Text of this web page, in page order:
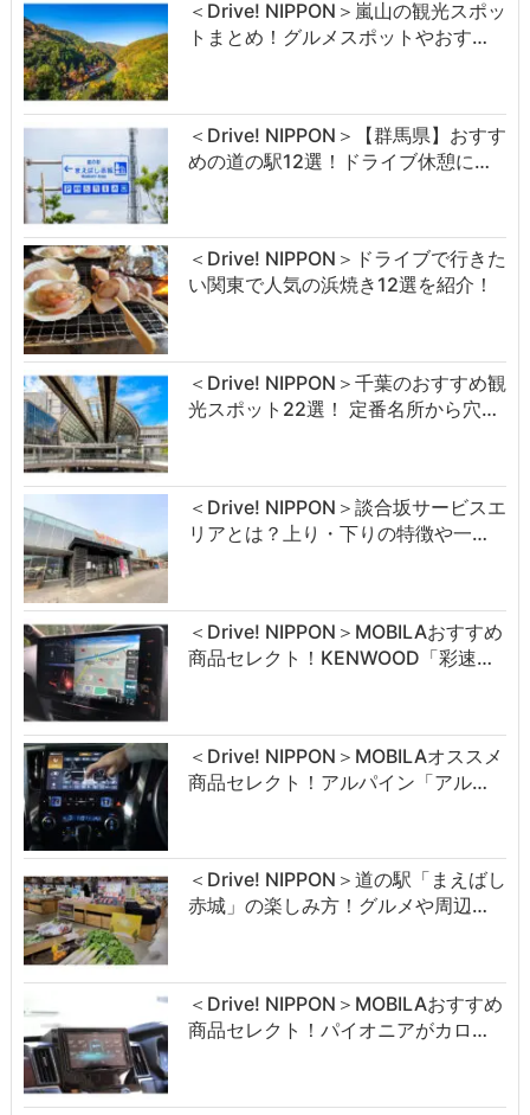
＜Drive! NIPPON＞嵐山の観光スポッ
トまとめ！グルメスポットやおす…
＜Drive! NIPPON＞【群馬県】おすす
めの道の駅12選！ドライブ休憩に…
＜Drive! NIPPON＞ドライブで行きた
い関東で人気の浜焼き12選を紹介！
＜Drive! NIPPON＞千葉のおすすめ観
光スポット22選！ 定番名所から穴…
＜Drive! NIPPON＞談合坂サービスエ
リアとは？上り・下りの特徴や一…
＜Drive! NIPPON＞MOBILAおすすめ
商品セレクト！KENWOOD「彩速…
＜Drive! NIPPON＞MOBILAオススメ
商品セレクト！アルパイン「アル…
＜Drive! NIPPON＞道の駅「まえばし
赤城」の楽しみ方！グルメや周辺…
＜Drive! NIPPON＞MOBILAおすすめ
商品セレクト！パイオニアがカロ…